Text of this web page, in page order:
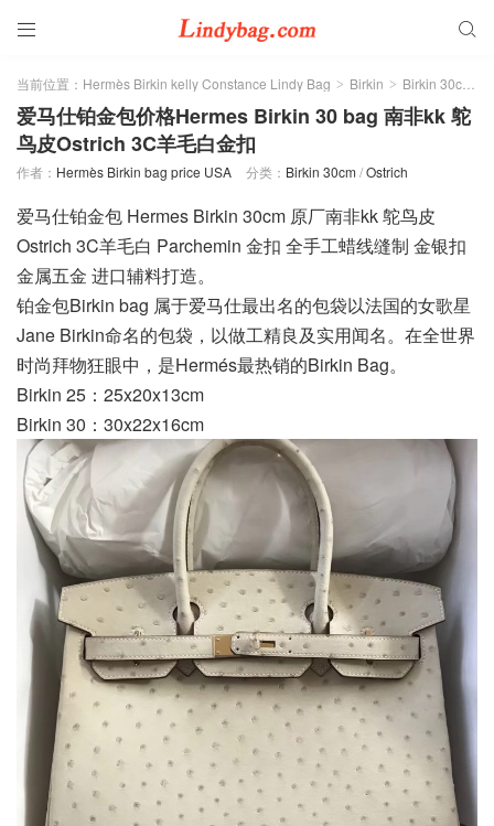
 
当前位置： Hermès Birkin kelly Constance Lindy Bag > Birkin > Birkin 30cm
爱马仕铂金包价格Hermes Birkin 30 bag 南非kk 鸵
鸟皮Ostrich 3C羊毛白金扣
作者： Hermès Birkin bag price USA 分类： Birkin 30cm /Ostrich
爱马仕铂金包 Hermes Birkin 30cm 原厂南非kk 鸵鸟皮
Ostrich 3C羊毛白 Parchemin 金扣 全手工蜡线缝制 金银扣
金属五金 进口辅料打造。
铂金包Birkin bag 属于爱马仕最出名的包袋以法国的女歌星
Jane Birkin命名的包袋，以做工精良及实用闻名。在全世界
时尚拜物狂眼中，是Hermés最热销的Birkin Bag。
Birkin 25：25x20x13cm
Birkin 30：30x22x16cm